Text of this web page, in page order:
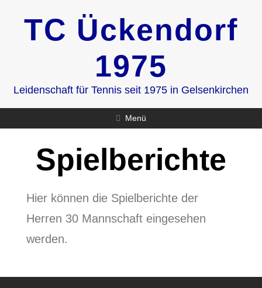
TC Ückendorf
1975
Leidenschaft für Tennis seit 1975 in Gelsenkirchen
Menü
Spielberichte
Hier können die Spielberichte der
Herren 30 Mannschaft eingesehen
werden.